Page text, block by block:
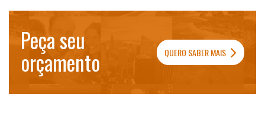
Peça seu
orçamento QUERO SABER MAIS